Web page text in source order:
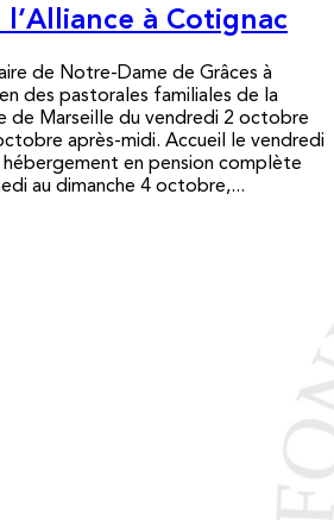
à Cotignac
de Notre-Dame de Grâces à
des pastorales familiales de la
de Marseille du vendredi 2 octobre
après-midi. Accueil le vendredi
en pension complète
au dimanche 4 octobre,...